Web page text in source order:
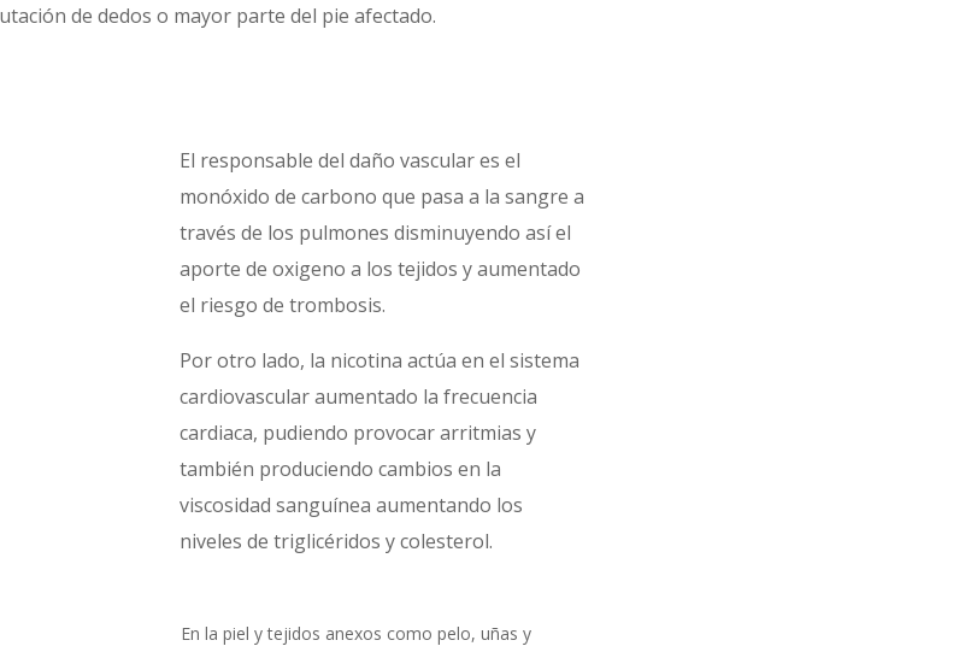
de dedos o mayor parte del pie afectado.
El responsable del daño vascular es el
monóxido de carbono que pasa a la sangre a
través de los pulmones disminuyendo así el
aporte de oxigeno a los tejidos y aumentado
el riesgo de trombosis.
Por otro lado, la nicotina actúa en el sistema
cardiovascular aumentado la frecuencia
cardiaca, pudiendo provocar arritmias y
también produciendo cambios en la
viscosidad sanguínea aumentando los
niveles de triglicéridos y colesterol.
En la piel y tejidos anexos como pelo, uñas y